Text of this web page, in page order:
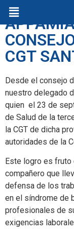
CGT
Desde el consejo
nuestro delegado
quien el 23 de
de Salud de la
la CGT de dicha
autoridades de la
Este logro es
compañero que
defensa de los
en el síndrome de
profesionales de
exigencias